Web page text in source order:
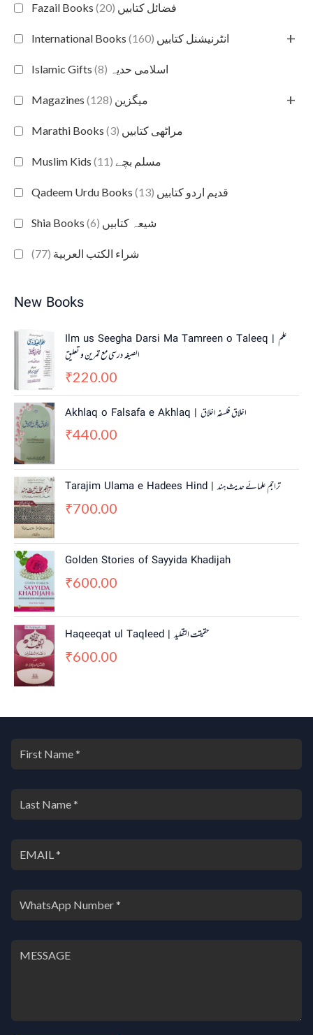
Fazail Books فضائل کتابیں (20)
International Books انٹرنیشنل کتابیں (160) +
Islamic Gifts اسلامی حدیہ (8)
Magazines میگزین (128) +
Marathi Books مراٹھی کتابیں (3)
Muslim Kids مسلم بچے (11)
Qadeem Urdu Books قدیم اردو کتابیں (13)
Shia Books شیعہ کتابیں (6)
شراء الكتب العربية (77)
New Books
Ilm us Seegha Darsi Ma Tamreen o Taleeq | علم
الصیغہ درسی مع تمرین و تعلیق
₹220.00
Akhlaq o Falsafa e Akhlaq | اخلاق فلسفہ اخلاق
₹440.00
Tarajim Ulama e Hadees Hind | تراجم علمائے حديث ہند
₹700.00
Golden Stories of Sayyida Khadijah
₹600.00
Haqeeqat ul Taqleed | حقیقت التقلید
₹600.00